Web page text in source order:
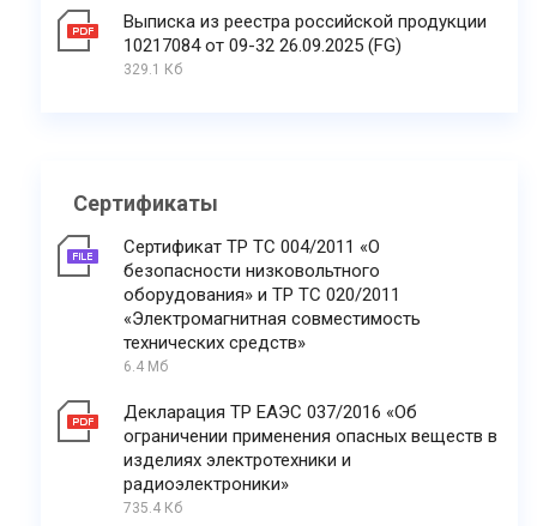
Выписка из реестра российской продукции
10217084 от 09-32 26.09.2025 (FG)
329.1 Кб
Сертификаты
Сертификат ТР ТС 004/2011 «О
безопасности низковольтного
оборудования» и ТР ТС 020/2011
«Электромагнитная совместимость
технических средств»
6.4 Мб
Декларация ТР ЕАЭС 037/2016 «Об
ограничении применения опасных веществ в
изделиях электротехники и
радиоэлектроники»
735.4 Кб